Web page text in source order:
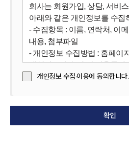
개인정보 수집·이용에 동의합니다.
확인